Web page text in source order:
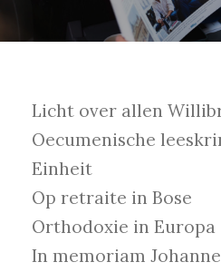
Licht over allen
Oecumenische
Einheit
Op retraite in Bose
Orthodoxie in Europa
In memoriam